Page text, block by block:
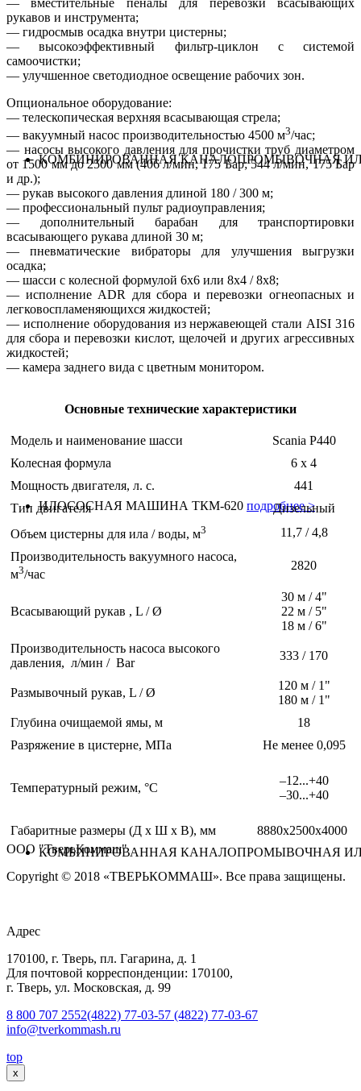
КОМБИНИРОВАННАЯ КАНАЛОПРОМЫВОЧНАЯ
ИЛОСОСНАЯ МАШИНА ТКМ-620 подробнее >
КОМБИНИРОВАННАЯ КАНАЛОПРОМЫВОЧНАЯ
рукавов и инструмента;
— гидросмыв осадка внутри цистерны;
— высокоэффективный фильтр-циклон с системой
самоочистки;
— улучшенное светодиодное освещение рабочих зон.
Опциональное оборудование:
— телескопическая верхняя всасывающая стрела;
— вакуумный насос производительностью 4500 м3/час;
— насосы высокого давления для прочистки труб диаметром
от 1500 мм до 2500 мм (406 л/мин, 175 Бар; 544 л/мин, 175 Бар
и др.);
— рукав высокого давления длиной 180 / 300 м;
— профессиональный пульт радиоуправления;
— дополнительный барабан для транспортировки
всасывающего рукава длиной 30 м;
— пневматические вибраторы для улучшения выгрузки
осадка;
— шасси с колесной формулой 6х6 или 8х4 / 8х8;
— исполнение ADR для сбора и перевозки огнеопасных и
легковоспламеняющихся жидкостей;
— исполнение оборудования из нержавеющей стали AISI 316
для сбора и перевозки кислот, щелочей и других агрессивных
жидкостей;
— камера заднего вида с цветным монитором.
Основные технические характеристики
Модель и наименование шасси
Scania P440
Колесная формула
6 х 4
Мощность двигателя, л. с.
441
Тип двигателя
Дизельный
Объем цистерны для ила / воды, м3
11,7 / 4,8
Производительность вакуумного насоса,
м3/час
2820
Всасывающий рукав , L / Ø
30 м / 4"
22 м / 5"
18 м / 6"
Производительность насоса высокого
давления, л/мин / Bar
333 / 170
Размывочный рукав, L / Ø
120 м / 1"
180 м / 1"
Глубина очищаемой ямы, м
18
Разряжение в цистерне, МПа
Не менее 0,095
Температурный режим, °С
–12...+40
–30...+40
Габаритные размеры (Д х Ш х В), мм
8880х2500х4000
ООО "ТверьКоммаш"
Copyright © 2018 «ТВЕРЬКОММАШ». Все права защищены.
Адрес
170100, г. Тверь, пл. Гагарина, д. 1
Для почтовой корреспонденции: 170100,
г. Тверь, ул. Московская, д. 99
8 800 707 2552(4822) 77-03-57 (4822) 77-03-67
info@tverkommash.ru
top
x